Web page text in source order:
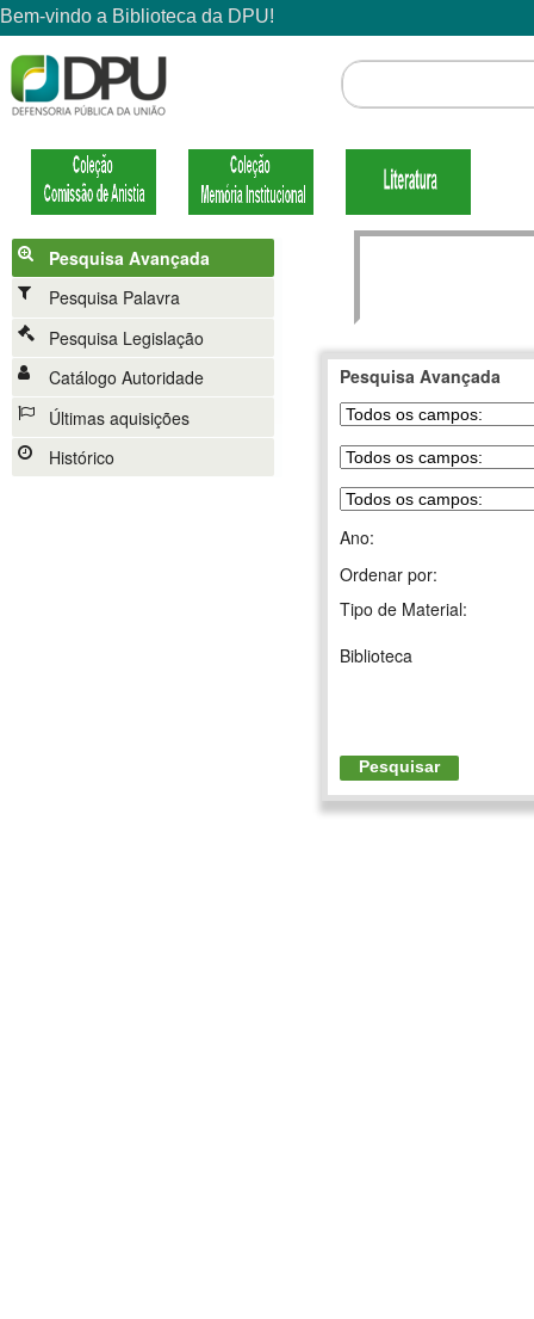
Pesquisa Avançada
Pesquisa Palavra
Pesquisa Legislação
Catálogo Autoridade
Últimas aquisições
Histórico
Pesquisa Avançada
Ano:
Ordenar por:
Tipo de Material:
Biblioteca
Pesquisar